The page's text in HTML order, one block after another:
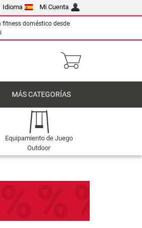
Idioma Mi Cuenta
fitness doméstico desde
MÁS CATEGORÍAS
Equipamiento de Juego
Outdoor